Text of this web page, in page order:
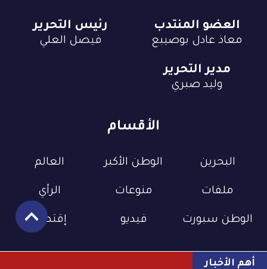
أهم الأخبار
الأقسام
البحرين الوطن الأكبر العالم
ملفات منوعات الرأي
الوطن سبورت فيديو إقتصاد
العضو المنتدب
معاذ عادل بوصيبع
رئيس التحرير
فيصل العلي
مدير التحرير
وليد صبري